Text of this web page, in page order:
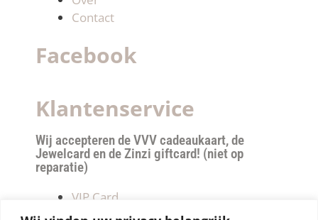
Contact
Facebook
Klantenservice
Wij accepteren de VVV cadeaukaart, de
Jewelcard en de Zinzi giftcard! (niet op
reparatie)
VIP Card
Retourneren